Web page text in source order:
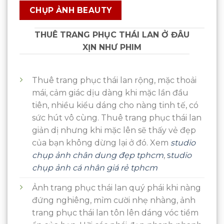
CHỤP ẢNH BEAUTY
THUÊ TRANG PHỤC THÁI LAN Ở ĐÂU
XỊN NHƯ PHIM
Thuê trang phục thái lan rộng, mặc thoải
mái, cảm giác dịu dàng khi mặc lần đầu
tiên, nhiều kiểu dáng cho nàng tinh tế, có
sức hút vô cùng. Thuê trang phục thái lan
giản dị nhưng khi mặc lên sẽ thấy vẻ đẹp
của bạn không dừng lại ở đó. Xem studio
chụp ảnh chân dung đẹp tphcm, studio
chụp ảnh cá nhân giá rẻ tphcm
Ảnh trang phục thái lan quý phái khi nàng
đứng nghiêng, mỉm cười nhẹ nhàng, ảnh
trang phục thái lan tôn lên dáng vóc tiềm